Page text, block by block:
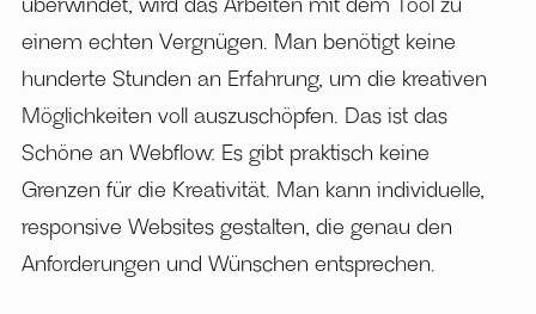
einem echten Vergnügen. Man benötigt keine
hunderte Stunden an Erfahrung, um die kreativen
Möglichkeiten voll auszuschöpfen. Das ist das
Schöne an Webflow: Es gibt praktisch keine
Grenzen für die Kreativität. Man kann individuelle,
responsive Websites gestalten, die genau den
Anforderungen und Wünschen entsprechen.